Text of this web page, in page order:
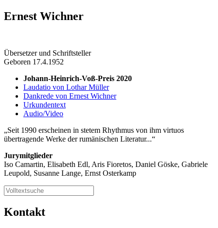
Ernest Wichner
Übersetzer und Schriftsteller
Geboren 17.4.1952
Johann-Heinrich-Voß-Preis 2020
Laudatio von Lothar Müller
Dankrede von Ernest Wichner
Urkundentext
Audio/Video
Seit 1990 erscheinen in stetem Rhythmus von ihm virtuos
übertragende Werke der rumänischen Literatur...
Jurymitglieder
Iso Camartin, Elisabeth Edl, Aris Fioretos, Daniel Göske, Gabriele
Leupold, Susanne Lange, Ernst Osterkamp
Kontakt